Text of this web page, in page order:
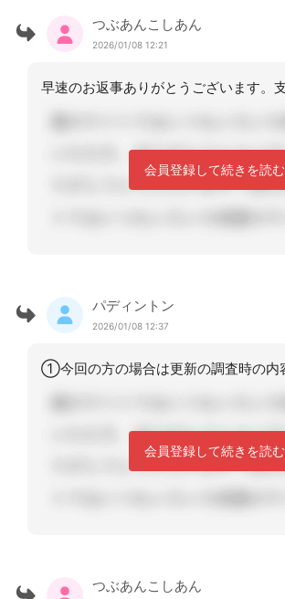
つぶあんこしあん
2026/01/08 12:21
会員登録して続きを読む
パディントン
2026/01/08 12:37
会員登録して続きを読む
つぶあんこしあん